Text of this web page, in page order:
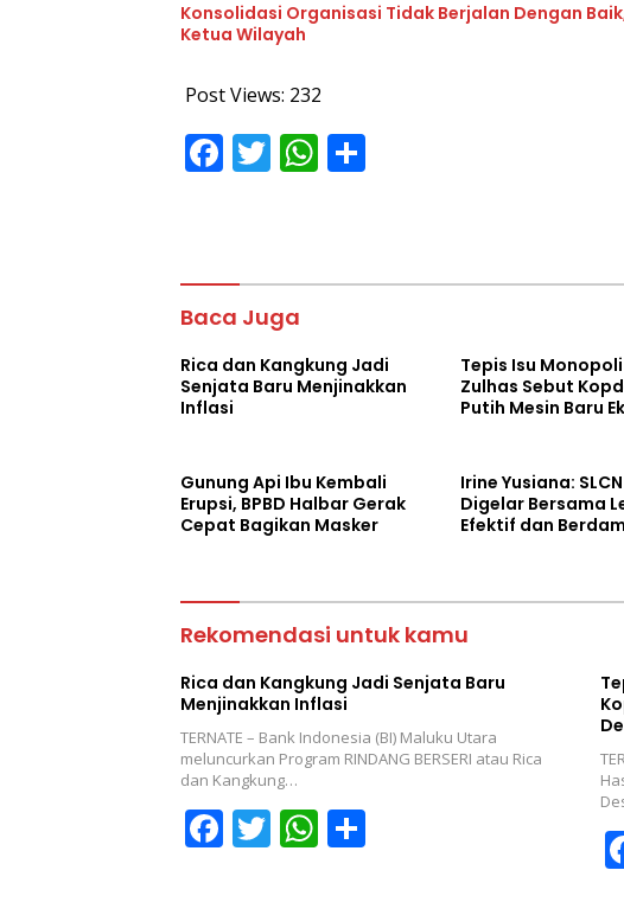
Konsolidasi Organisasi Tidak Berjalan Dengan
Ketua Wilayah
Post Views: 232
F
o
o
k
T W
p
Baca Juga
Rica dan Kangkung Jadi
Senjata Baru Menjinakkan
Inflasi
Tepis Isu
Zulhas Sebut
Putih Mesin Baru
Gunung Api Ibu Kembali
Erupsi, BPBD Halbar Gerak
Cepat Bagikan Masker
Irine Yusiana:
Digelar Bersama
Efektif dan
Rekomendasi untuk kamu
Rica dan Kangkung Jadi Senjata Baru
Menjinakkan Inflasi
TERNATE – Bank Indonesia (BI) Maluku Utara
meluncurkan Program RINDANG BERSERI atau Rica
dan Kangkung…
F T W